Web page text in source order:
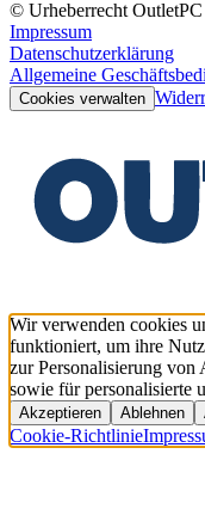
© Urheberrecht OutletPC
Impressum
Datenschutzerklärung
Allgemeine
Cookies verwalten
Wir verwenden cookies
funktioniert, um ihre
zur Personalisierung
sowie für personalisierte
Akzeptieren Ablehnen
Cookie-Richtlinie